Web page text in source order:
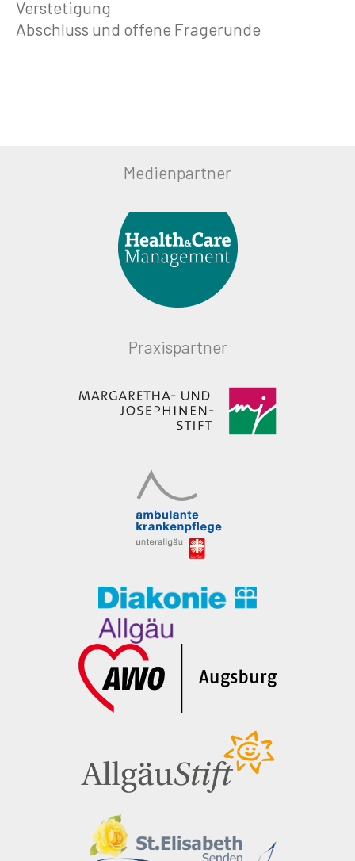
Verstetigung
Abschluss und offene Fragerunde
Medienpartner
Praxispartner